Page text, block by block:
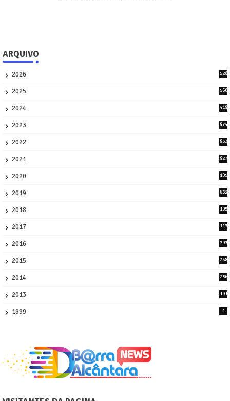
ARQUIVO
2026
528
2025
560
2024
419
2023
974
2022
933
2021
927
2020
105
2019
832
2018
105
2017
113
2016
793
2015
268
2014
236
2013
191
1999 1